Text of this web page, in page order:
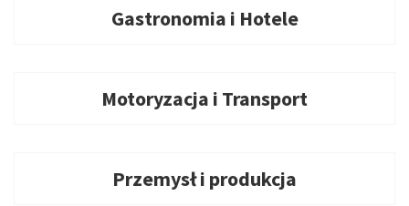
Gastronomia i Hotele
Motoryzacja i Transport
Przemysł i produkcja